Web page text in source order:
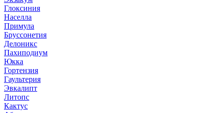
Глоксиния
Населла
Примула
Бруссонетия
Делоникс
Пахиподиум
Юкка
Гортензия
Гаультерия
Эвкалипт
Литопс
Кактус